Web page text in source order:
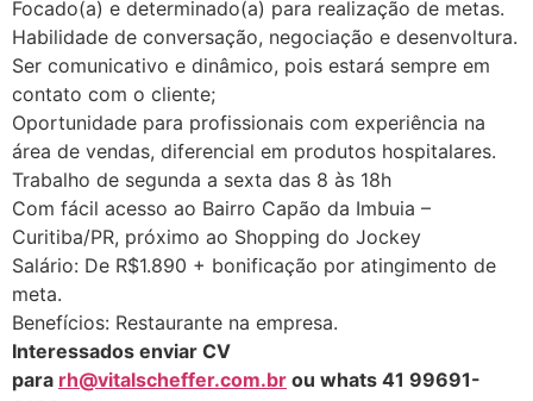
Focado(a) e determinado(a) para realização de metas.
Habilidade de conversação, negociação e desenvoltura.
Ser comunicativo e dinâmico, pois estará sempre em
contato com o cliente;
Oportunidade para profissionais com experiência na
área de vendas, diferencial em produtos hospitalares.
Trabalho de segunda a sexta das 8 às 18h
Com fácil acesso ao Bairro Capão da Imbuia –
Curitiba/PR, próximo ao Shopping do Jockey
Salário: De R$1.890 + bonificação por atingimento de
meta.
Benefícios: Restaurante na empresa.
Interessados enviar CV
para rh@vitalscheffer.com.br ou whats 41 99691-